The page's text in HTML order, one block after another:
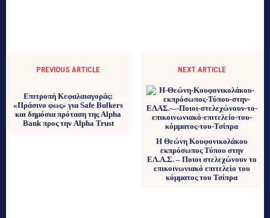
PREVIOUS ARTICLE
Επιτροπή Κεφαλαιαγοράς:
«Πράσινο φως» για Safe Bulkers
και δημόσια πρόταση της Alpha
Bank προς την Alpha Trust
NEXT ARTICLE
Η Θεώνη Κουφονικολάκου
εκπρόσωπος Τύπου στην
ΕΛ.Α.Σ. – Ποιοι στελεχώνουν το
επικοινωνιακό επιτελείο του
κόμματος του Τσίπρα